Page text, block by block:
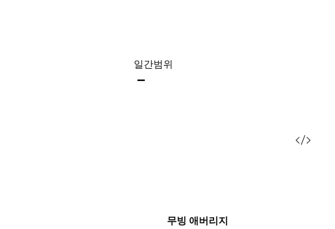
일간범위
–
무빙 애버리지